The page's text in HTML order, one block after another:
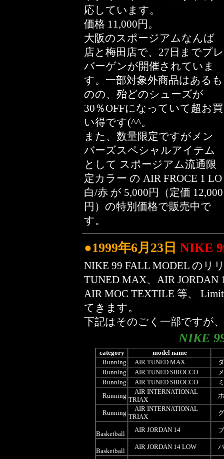
応しています。
価格 11,000円。
大阪のスポージアムなんば
店と梅田店で、27日までプレ
バーゲンが開催されていま
す。一部対象外商品はあるも
のの、殆どのシューズが
30％OFFになっていて超お買
い得です(^^。
また、数量限定ですがメン
バーズスペシャルアイテム
として スポージアム流通限
定カラー の AIR FROCE 1 LO
白/赤 が 5,000円（定価 12,000
円）の特別価格で販売中で
す。
●1999年6月23日 NIKE
NIKE 99 FALL MODEL のリ
TUNED MAX、AIR
AIR MOC TEXTILE 等、
てきます。
下記はそのごく一部ですが
NIKE
category
model name
Running
AIR TUNED MAX
ダ
Running
AIR TUNED SIROCCO
メ
Running
AIR TUNED SIROCCO
ミ
Running
AIR INTERNATIONAL
TRIAX
ホ
Running
AIR INTERNATIONAL
TRIAX
グ
Basketball
AIR JORDAN 14 ブ
Basketball
AIR JORDAN 14 LOW バ